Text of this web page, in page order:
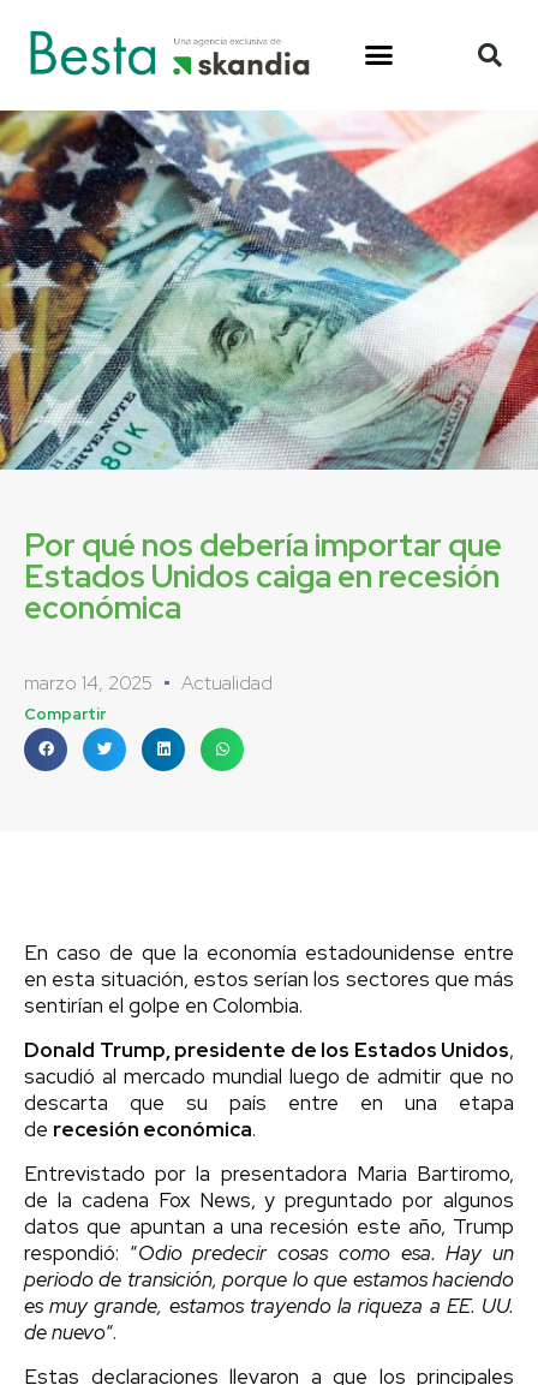
Por qué nos debería importar que
Estados Unidos caiga en recesión
económica
marzo 14, 2025 Actualidad
Compartir
En caso de que la economía estadounidense entre
en esta situación, estos serían los sectores que más
sentirían el golpe en Colombia.
Donald Trump, presidente de los Estados Unidos,
sacudió al mercado mundial luego de admitir que no
descarta que su país entre en una etapa
de recesión económica.
Entrevistado por la presentadora Maria Bartiromo,
de la cadena Fox News, y preguntado por algunos
datos que apuntan a una recesión este año, Trump
respondió: “Odio predecir cosas como esa. Hay un
periodo de transición, porque lo que estamos haciendo
es muy grande, estamos trayendo la riqueza a EE. UU.
de nuevo“.
Estas declaraciones llevaron a que los principales